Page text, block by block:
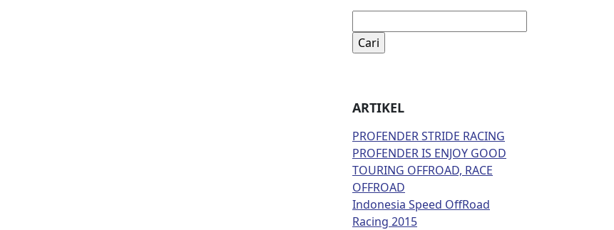
untuk:
ARTIKEL
PROFENDER STRIDE RACING
PROFENDER IS ENJOY GOOD
TOURING OFFROAD, RACE
OFFROAD
Indonesia Speed OffRoad
Racing 2015